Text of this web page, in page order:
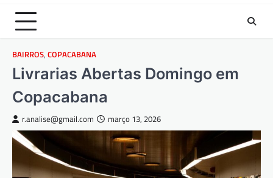
BAIRROS, COPACABANA
Livrarias Abertas Domingo em
Copacabana
r.analise@gmail.com março 13, 2026